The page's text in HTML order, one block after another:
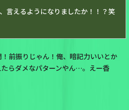
言えるようになりましたか！！？笑
前振りじゃん！俺、暗記力いいとか
らダメなパターンやん…。えー香